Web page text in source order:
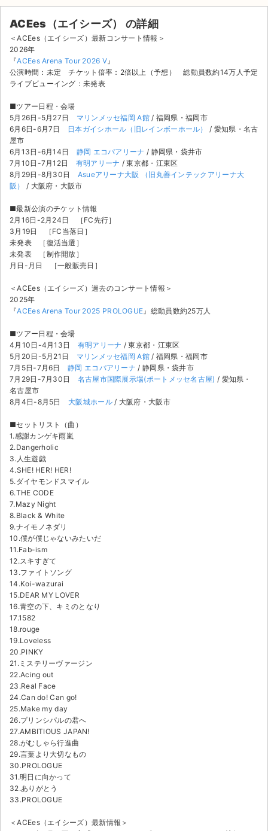
お知らせ
サイト情報
チケットジャム運営会社
チケットジャム利用規約
特定商取引法に基づく表記
公演登録依頼
不正転売禁止法について
チケットジャムの取り組み
音楽情報
ACEes（エイシーズ） の詳細
＜ACEes（エイシーズ）最新コンサート情報＞
2026年
『ACEes Arena Tour 2026 V』
公演時間：未定 チケット倍率：2倍以上（予想） 総動員数約14万人予定
ライブビューイング：未発表
■ツアー日程・会場
5月26日-5月27日 マリンメッセ福岡 A館/ 福岡県・福岡市
6月6日-6月7日
日本ガイシホール（旧レインボーホール）
/ 愛知県・名古
屋市
6月13日-6月14日 静岡 エコパアリーナ / 静岡県・袋井市
7月10日-7月12日 有明アリーナ / 東京都・江東区
8月29日-8月30日 Asueアリーナ大阪 （旧丸善インテックアリーナ大
阪）
/ 大阪府・大阪市
■最新公演のチケット情報
2月16日-2月24日 ［FC先行］
3月19日 ［FC当落日］
未発表 ［復活当選］
未発表 ［制作開放］
月日-月日 ［一般販売日］
＜ACEes（エイシーズ）過去のコンサート情報＞
2025年
『ACEes Arena Tour 2025 PROLOGUE』総動員数約25万人
■ツアー日程・会場
4月10日-4月13日 有明アリーナ / 東京都・江東区
5月20日-5月21日 マリンメッセ福岡 A館/ 福岡県・福岡市
7月5日-7月6日静岡 エコパアリーナ / 静岡県・袋井市
7月29日-7月30日 名古屋市国際展示場(ポートメッセ名古屋) / 愛知県・
名古屋市
8月4日-8月5日 大阪城ホール/ 大阪府・大阪市
■セットリスト（曲）
1.感謝カンゲキ雨嵐
2.Dangerholic
3.人生遊戯
4.SHE! HER! HER!
5.ダイヤモンドスマイル
6.THE CODE
7.Mazy Night
8.Black & White
9.ナイモノネダリ
10.僕が僕じゃないみたいだ
11.Fab-ism
12.スキすぎて
13.ファイトソング
14.Koi-wazurai
15.DEAR MY LOVER
16.青空の下、キミのとなり
17.1582
18.rouge
19.Loveless
20.PINKY
21.ミステリーヴァージン
22.Acing out
23.Real Face
24.Can do! Can go!
25.Make my day
26.プリンシパルの君へ
27.AMBITIOUS JAPAN!
28.がむしゃら行進曲
29.言葉より大切なもの
30.PROLOGUE
31.明日に向かって
32.ありがとう
33.PROLOGUE
＜ACEes（エイシーズ）最新情報＞